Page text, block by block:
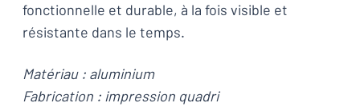
fonctionnelle et durable, à la fois visible et
résistante dans le temps.
Matériau : aluminium
Fabrication : impression quadri